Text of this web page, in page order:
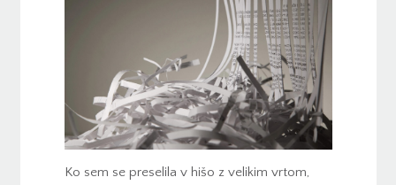
Ko sem se preselila v hišo z velikim vrtom,